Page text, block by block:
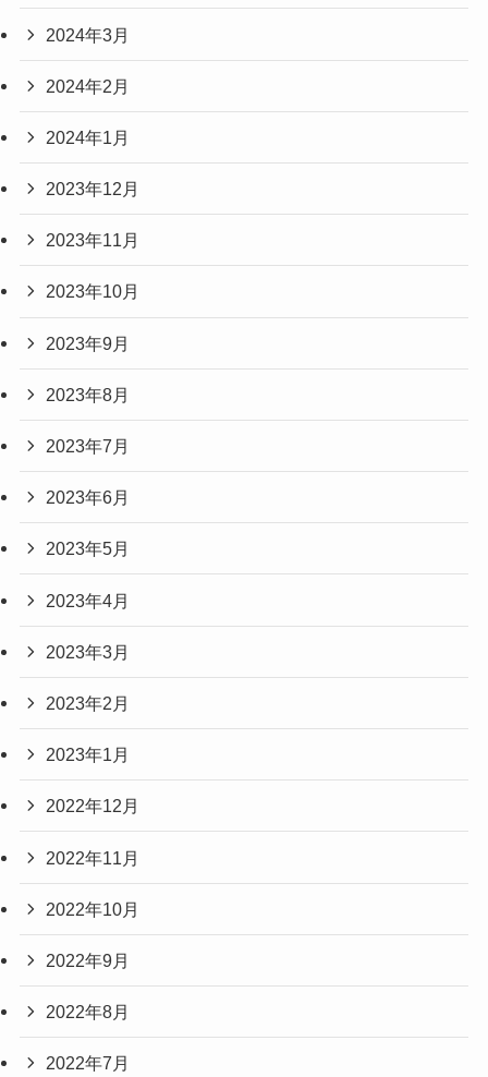
2024年3月
2024年2月
2024年1月
2023年12月
2023年11月
2023年10月
2023年9月
2023年8月
2023年7月
2023年6月
2023年5月
2023年4月
2023年3月
2023年2月
2023年1月
2022年12月
2022年11月
2022年10月
2022年9月
2022年8月
2022年7月